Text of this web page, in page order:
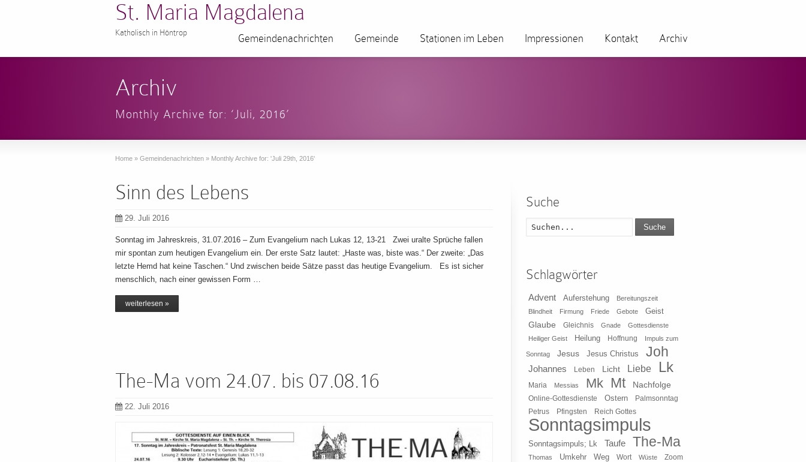
St. Maria Magdalena
Katholisch in Höntrop Gemeindenachrichten Gemeinde Stationen im Leben Impressionen Kontakt Archiv
Archiv
Monthly Archive for: ‘Juli, 2016’
Home » Gemeindenachrichten » Monthly Archive for: 'Juli 29th, 2016'
Sinn des Lebens
29. Juli 2016
Sonntag im Jahreskreis, 31.07.2016 – Zum Evangelium nach Lukas 12, 13-21 Zwei uralte Sprüche fallen
mir spontan zum heutigen Evangelium ein. Der erste Satz lautet: „Haste was, biste was.“ Der zweite: „Das
letzte Hemd hat keine Taschen.“ Und zwischen beide Sätze passt das heutige Evangelium. Es ist sicher
menschlich, nach einer gewissen Form …
weiterlesen »
The-Ma vom 24.07. bis 07.08.16
22. Juli 2016
Suche
Suche
Schlagwörter
Advent Auferstehung
Bereitungszeit
Blindheit
Firmung Friede Gebote Geist
Glaube Gleichnis Gnade
Gottesdienste
Heiliger Geist
Heilung Hoffnung Impuls zum
Sonntag Jesus Jesus Christus Joh
Johannes Leben Licht Liebe Lk
Maria Messias Mk Mt Nachfolge
Online-Gottesdienste Ostern
Palmsonntag
Petrus
Pfingsten Reich Gottes
Sonntagsimpuls
Sonntagsimpuls; Lk Taufe The-Ma
Thomas Umkehr Weg Wort Wüste Zoom